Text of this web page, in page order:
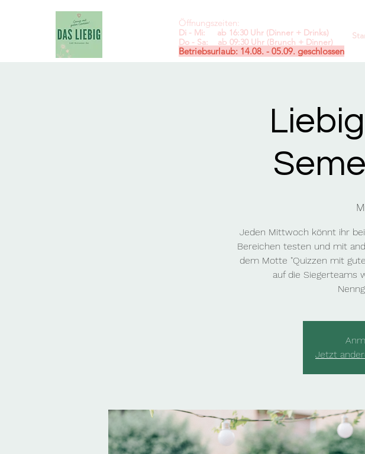
Öffnungszeiten:
Di - Mi: ab 16:30 Uhr (Dinner + Drinks)
Do - Sa: ab 09:30 Uhr (Brunch + Dinner)
Betriebsurlaub: 14.08. - 05.09. geschlossen
Jeden Mittwoch könnt ihr
Bereichen testen und mit
dem Motte "Quizzen mit
auf die Siegerteams
Jetzt